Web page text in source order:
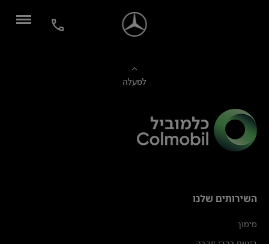
למעלה
השירותים שלנו
מימון